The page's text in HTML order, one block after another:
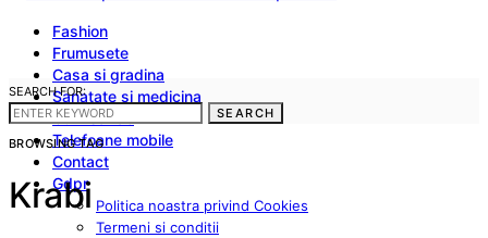
Fashion
Frumusete
Casa si gradina
Sanatate si medicina
Cum sa fac
Telefoane mobile
Contact
Gdpr
Politica noastra privind Cookies
Termeni si conditii
SEARCH FOR:
SEARCH
BROWSING TAG
Krabi